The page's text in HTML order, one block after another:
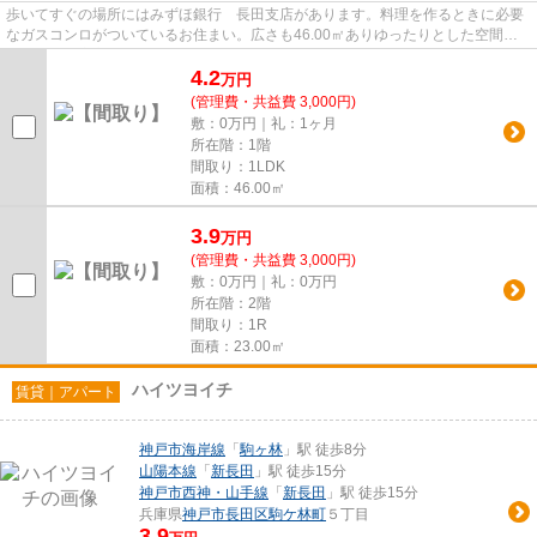
歩いてすぐの場所にはみずほ銀行 長田支店があります。料理を作るときに必要
なガスコンロがついているお住まい。広さも46.00㎡ありゆったりとした空間が
4.2万円
(管理費・共益費 3,000円)
敷：0万円｜礼：1ヶ月
所在階：1階
間取り：1LDK
面積：46.00㎡
3.9万円
(管理費・共益費 3,000円)
敷：0万円｜礼：0万円
所在階：2階
間取り：1R
面積：23.00㎡
賃貸｜アパート ハイツヨイチ
神戸市海岸線 「駒ヶ林 」駅 徒歩8分
山陽本線 「 新長田 」駅 徒歩15分
神戸市西神・山手線 「 新長田 」駅 徒歩15分
兵庫県神戸市長田区駒ケ林町 ５丁目